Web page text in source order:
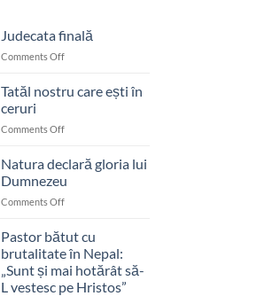
Judecata finală
Comments Offon
Tatăl nostru care ești în
ceruri
Comments Offon
nostru
care
ești
în
Natura declară gloria lui
Dumnezeu
Comments Offon
declară
gloria
lui
Dumnezeu
Pastor bătut cu
brutalitate în Nepal:
„Sunt și mai hotărât să-
L vestesc pe Hristos”